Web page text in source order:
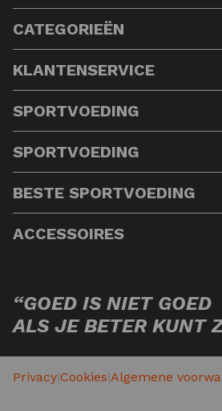
CATEGORIEËN
KLANTENSERVICE
SPORTVOEDING
SPORTVOEDING
BESTE SPORTVOEDING
ACCESSOIRES
“GOED IS NIET GOED
ALS JE BETER KUNT
Privacy|Cookies|Algemene